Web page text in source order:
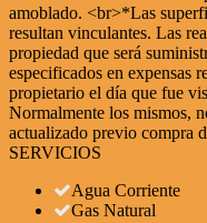
amoblado. <br>*Las
resultan vinculantes. Las
propiedad que será
especificados en expensas
propietario el día que fue
Normalmente los mismos,
actualizado previo compra
SERVICIOS
Agua Corriente
Gas Natural